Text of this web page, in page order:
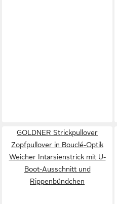
GOLDNER Strickpullover
Zopfpullover in Bouclé-Optik
Weicher Intarsienstrick mit U-
Boot-Ausschnitt und
Rippenbündchen